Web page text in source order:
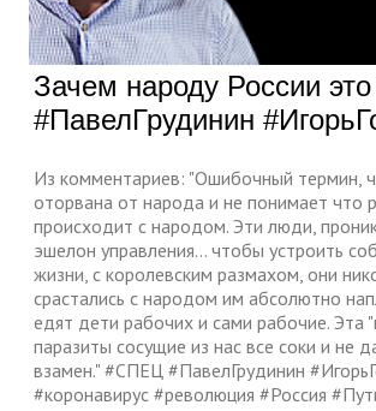
Зачем народу России это
#ПавелГрудинин
Из комментариев: "Ошибочный термин,
оторвана от народа и не понимает что
происходит с народом. Эти люди,
эшелон управления... чтобы устроить
жизни, с королевским размахом, они
срастались с народом им абсолютно
едят дети рабочих и сами рабочие. Эта
паразиты сосущие из нас все соки и не
взамен." #СПЕЦ #ПавелГрудинин
#коронавирус #революция #Россия